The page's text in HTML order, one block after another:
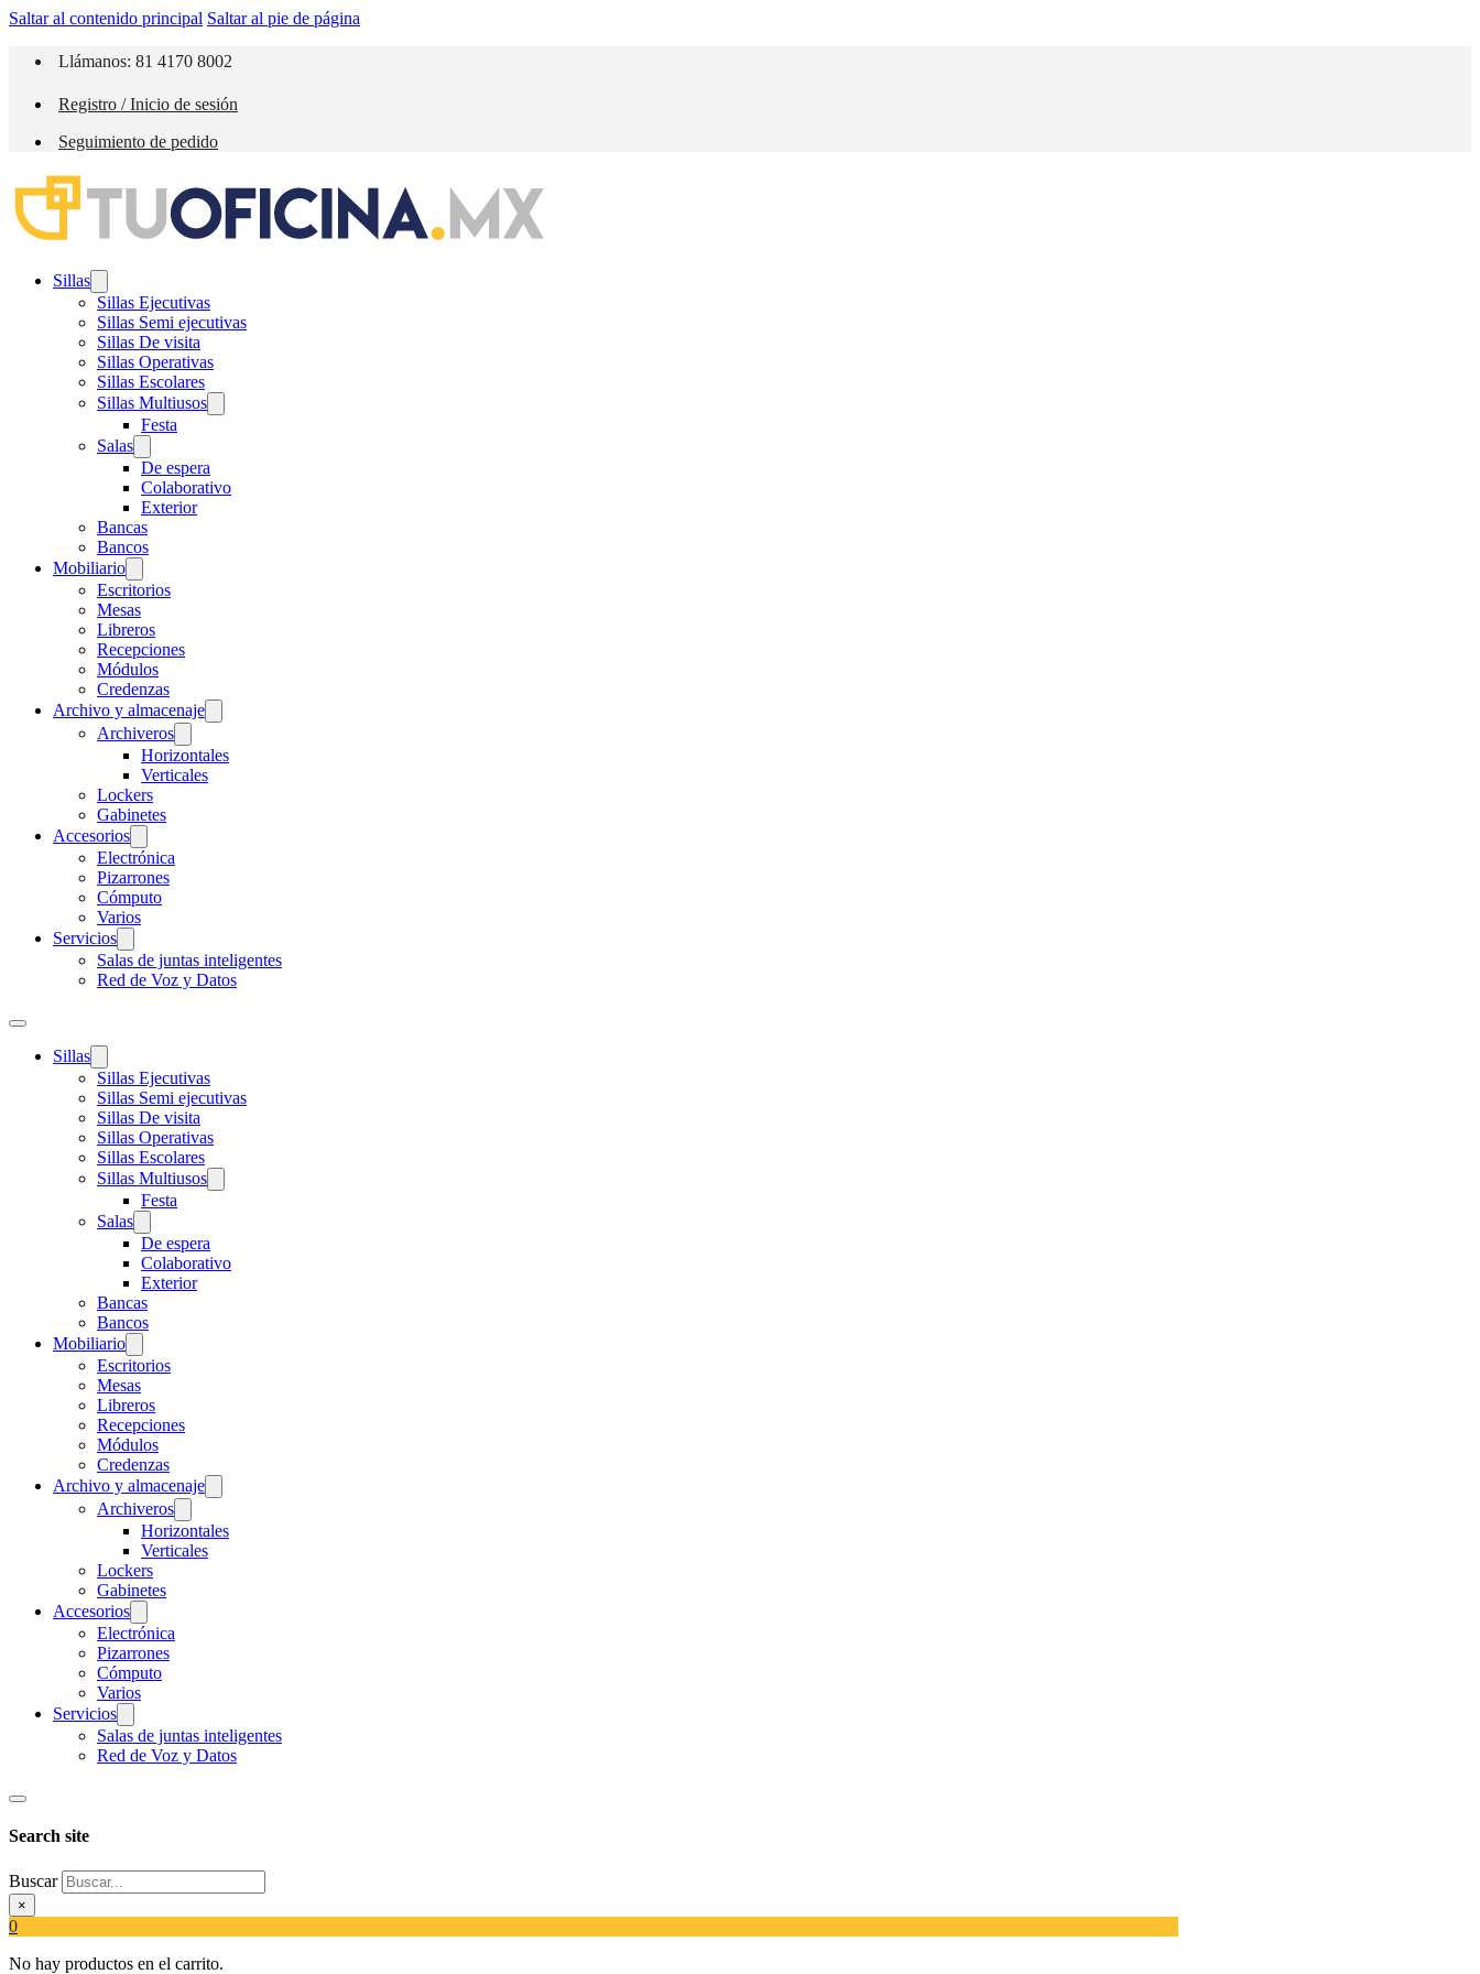
Saltar al contenido principal Saltar al pie de página
Llámanos: 81 4170 8002
Registro / Inicio de sesión
Seguimiento de pedido
Sillas
Sillas Ejecutivas
Sillas Semi ejecutivas
Sillas De visita
Sillas Operativas
Sillas Escolares
Sillas Multiusos
Festa
Salas
De espera
Colaborativo
Exterior
Bancas
Bancos
Mobiliario
Escritorios
Mesas
Libreros
Recepciones
Módulos
Credenzas
Archivo y almacenaje
Archiveros
Horizontales
Verticales
Lockers
Gabinetes
Accesorios
Electrónica
Pizarrones
Cómputo
Varios
Servicios
Salas de juntas inteligentes
Red de Voz y Datos
Sillas
Sillas Ejecutivas
Sillas Semi ejecutivas
Sillas De visita
Sillas Operativas
Sillas Escolares
Sillas Multiusos
Festa
Salas
De espera
Colaborativo
Exterior
Bancas
Bancos
Mobiliario
Escritorios
Mesas
Libreros
Recepciones
Módulos
Credenzas
Archivo y almacenaje
Archiveros
Horizontales
Verticales
Lockers
Gabinetes
Accesorios
Electrónica
Pizarrones
Cómputo
Varios
Servicios
Salas de juntas inteligentes
Red de Voz y Datos
Search site
Buscar
×
0
No hay productos en el carrito.